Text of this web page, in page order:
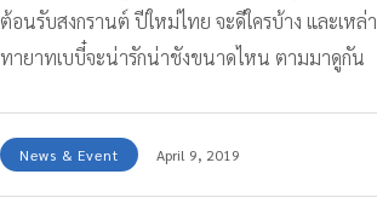
ต้อนรับสงกรานต์ ปีใหม่ไทย จะดีใครบ้าง และเหล่า
ทายาทเบบี๋จะน่ารักน่าชังขนาดไหน ตามมาดูกัน
News & Event April 9, 2019